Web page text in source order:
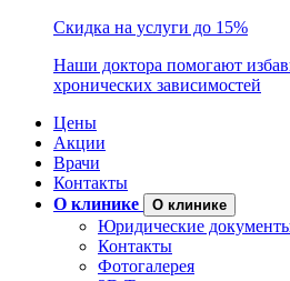
Скидка на услуги до 15%
Наши доктора помогают
хронических зависимостей
Цены
Акции
Врачи
Контакты
О клинике
О клинике
Юридические
Контакты
Фотогалерея